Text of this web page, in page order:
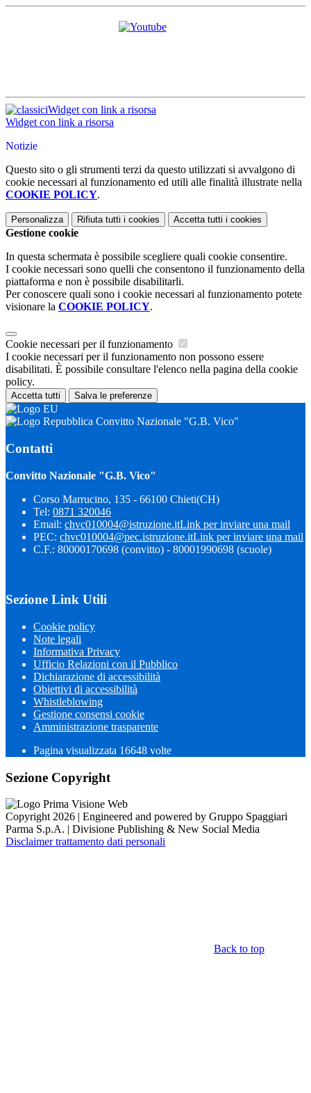
Widget con link a risorsa
Widget con link a risorsa
Notizie
Questo sito o gli strumenti terzi da questo utilizzati si avvalgono di
cookie necessari al funzionamento ed utili alle finalità illustrate nella
COOKIE POLICY.
Personalizza Rifiuta tutti i cookies Accetta tutti i cookies
Gestione cookie
In questa schermata è possibile scegliere quali cookie consentire.
I cookie necessari sono quelli che consentono il funzionamento della
piattaforma e non è possibile disabilitarli.
Per conoscere quali sono i cookie necessari al funzionamento potete
visionare la COOKIE POLICY.
Cookie necessari per il funzionamento
I cookie necessari per il funzionamento non possono essere
disabilitati. È possibile consultare l'elenco nella pagina della cookie
policy.
Accetta tutti Salva le preferenze
Convitto Nazionale "G.B. Vico"
Contatti
Convitto Nazionale "G.B. Vico"
Corso Marrucino, 135 - 66100 Chieti(CH)
Tel: 0871 320046
Email: chvc010004@istruzione.itLink per inviare una mail
PEC: chvc010004@pec.istruzione.itLink per inviare una mail
C.F.: 80000170698 (convitto) - 80001990698 (scuole)
Sezione Link Utili
Cookie policy
Note legali
Informativa Privacy
Ufficio Relazioni con il Pubblico
Dichiarazione di accessibilità
Obiettivi di accessibilità
Whistleblowing
Gestione consensi cookie
Amministrazione trasparente
Pagina visualizzata 16648 volte
Sezione Copyright
Copyright 2026 | Engineered and powered by Gruppo Spaggiari
Parma S.p.A. | Divisione Publishing & New Social Media
Disclaimer trattamento dati personali
Back to top